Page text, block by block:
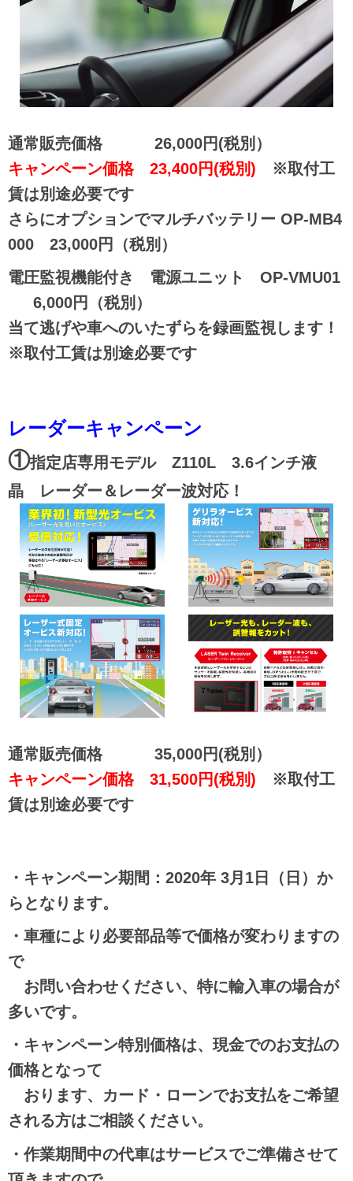
通常販売価格 26,000円(税別）
キャンペーン価格 23,400円(税別) ※取付工
賃は別途必要です
さらにオプションでマルチバッテリー OP-MB4
000 23,000円（税別）
電圧監視機能付き 電源ユニット OP-VMU01
6,000円（税別）
当て逃げや車へのいたずらを録画監視します！
※取付工賃は別途必要です
レーダーキャンペーン
①指定店専用モデル Z110L 3.6インチ液
晶 レーダー＆レーダー波対応！
通常販売価格 35,000円(税別）
キャンペーン価格 31,500円(税別) ※取付工
賃は別途必要です
・キャンペーン期間：2020年 3月1日（日）か
らとなります。
・車種により必要部品等で価格が変わりますの
で
お問い合わせください、特に輸入車の場合が
多いです。
・キャンペーン特別価格は、現金でのお支払の
価格となって
おります、 カード・ローンでお支払をご希望
される方はご相談ください。
・作業期間中の代車はサービスでご準備させて